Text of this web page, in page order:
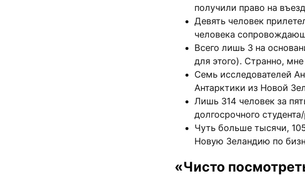
получили право на
Девять человек
человека
Всего лишь 3 на
для этого). Странно,
Семь исследователей
Антарктики из Новой
Лишь 314 человек за
долгосрочного
Чуть больше тысячи,
Новую Зеландию по
«Чисто